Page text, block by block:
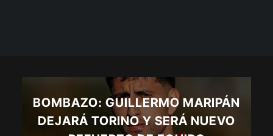
BOMBAZO: GUILLERMO MARIPÁN
DEJARÁ TORINO Y SERÁ NUEVO